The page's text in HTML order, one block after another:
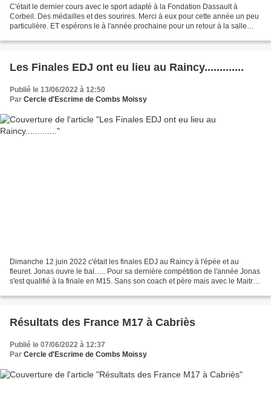
C'était le dernier cours avec le sport adapté à la Fondation Dassault à
Corbeil. Des médailles et des sourires. Merci à eux pour cette année un peu
particulière. ET espérons le à l'année prochaine pour un retour à la salle
Les Finales EDJ ont eu lieu au Raincy.............
Publié le 13/06/2022 à 12:50
Par Cercle d'Escrime de Combs Moissy
Dimanche 12 juin 2022 c'était les finales EDJ au Raincy à l'épée et au
fleuret. Jonas ouvre le bal...... Pour sa dernière compétition de l'année Jonas
s'est qualifié à la finale en M15. Sans son coach et père mais avec le Maitre
Résultats des France M17 à Cabriès
Publié le 07/06/2022 à 12:37
Par Cercle d'Escrime de Combs Moissy